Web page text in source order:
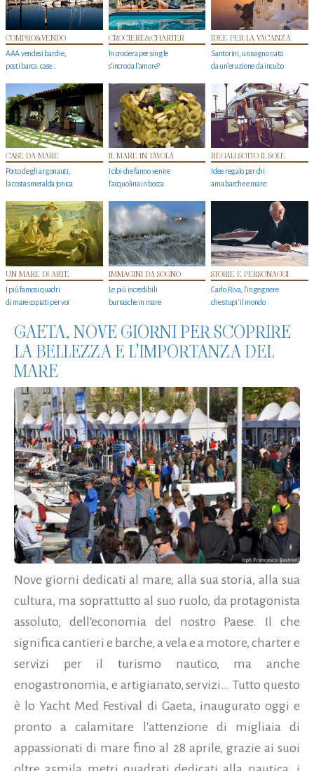
COMPRO&VENDO
AAA vendesi barche,
posti barca, case…
CROCIERE&CHARTER
In crociera per single
s'incrocia l’amore?
IDEE PER LA VACANZA
Santorini, un sogno nato
da un’eruzione da incubo
CASE DA MARE
Porto degli argonauti,
la costa smeralda jonica
IL MARE IN TAVOLA
I cibi che fanno venire
l’acquolina in bocca
REGALI SOTTO IL SOLE
Idee regalo per chi
ama barche e mare
UN MARE DI ARTE
I più famosi quadri
di mare copiati per voi
IMMAGINI DA SOGNO
Le più incredibili
burrasche in mare
STORIE E PERSONAGGI
Carlo Riva, l’ingegnere
che stupi' il mondo
GAETA, NOVE GIORNI PER SCOPRIRE
LA BELLEZZA E L'IMPORTANZA DEL
MARE
Nove giorni dedicati al mare, alla sua storia, alla sua
cultura, ma soprattutto al suo ruolo, da protagonista
assoluto, dell'economia del nostro Paese. Il che
significa cantieri e barche, a vela e a motore, charter e
servizi per il turismo nautico, ma anche
enogastronomia, e artigianato, servizi… Tutto questo
è lo Yacht Med Festival di Gaeta, inaugurato oggi e
pronto a calamitare l'attenzione di migliaia di
appassionati di mare fino al 28 aprile, grazie ai suoi